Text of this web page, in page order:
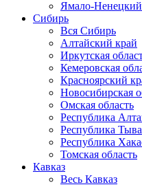
Ямало-
Сибирь
Вся Сибирь
Алтайский край
Иркутская
Кемеровская
Красноярский
Новосибирская
Омская область
Республика
Республика Тыва
Республика
Томская область
Кавказ
Весь Кавказ